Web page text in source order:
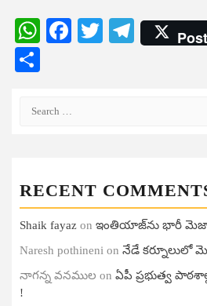
WhatsApp
Facebook
Twitter Post
Search
RECENT
Shaik fayaz on ఇంతియాజ్​ను భారీ
Naresh pothineni on నేడే
నాగన్న వనముల on ఏపీ ప్ర‌భుత్వ
!